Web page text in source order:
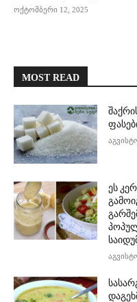
ოქტომბერი 12, 2025
MOST READ
ეს